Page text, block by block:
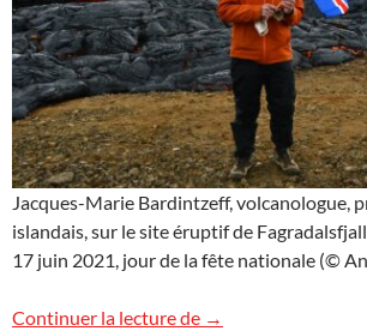
Jacques-Marie Bardintzeff, volcanologue,
islandais, sur le site éruptif de
17 juin 2021, jour de la fête nationale (©
Continuer la lecture de Le drapeau islandais
→